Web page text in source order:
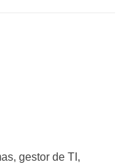
gestor de TI,